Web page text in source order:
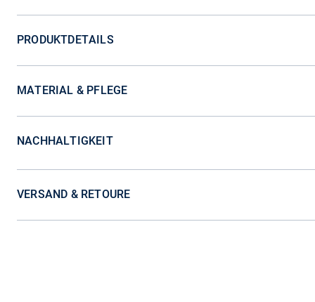
PRODUKTDETAILS
MATERIAL & PFLEGE
NACHHALTIGKEIT
VERSAND & RETOURE